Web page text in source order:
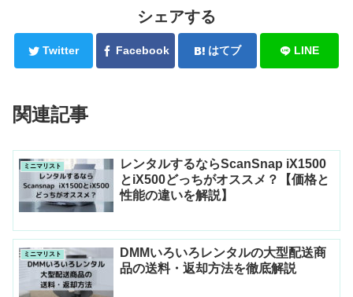
シェアする
Twitter Facebook はてブ LINE
関連記事
ミニマリスト
レンタルするならScanSnap iX1500
とiX500どっちがオススメ？【価格と
性能の違いを解説】
ミニマリスト
DMMいろいろレンタルの大型配送商
品の送料・返却方法を徹底解説